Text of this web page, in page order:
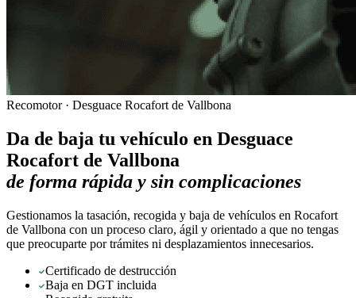
Recomotor · Desguace Rocafort de Vallbona
Da de baja tu vehículo en Desguace
Rocafort de Vallbona
de forma rápida y sin complicaciones
Gestionamos la tasación, recogida y baja de vehículos en Rocafort
de Vallbona con un proceso claro, ágil y orientado a que no tengas
que preocuparte por trámites ni desplazamientos innecesarios.
Certificado de destrucción
Baja en DGT incluida